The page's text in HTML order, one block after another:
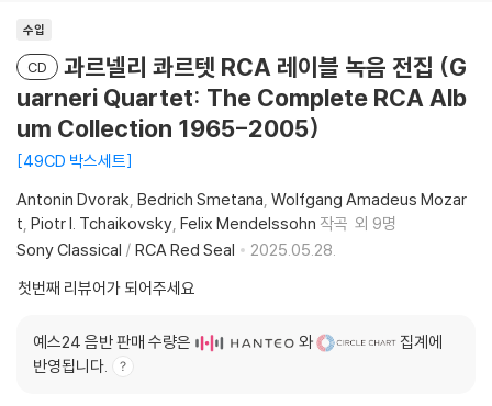
수입
CD
과르넬리 콰르텟 RCA 레이블 녹음 전집 (G
uarneri Quartet: The Complete RCA Alb
um Collection 1965-2005)
49CD 박스세트
Antonin Dvorak Bedrich Smetana Wolfgang Amadeus Mozar
t Piotr I. Tchaikovsky Felix Mendelssohn 작곡 외 9명
Sony Classical / RCA Red Seal
2025.05.28.
첫번째 리뷰어가 되어주세요
예스24 음반 판매 수량은 와
집계에
반영됩니다.